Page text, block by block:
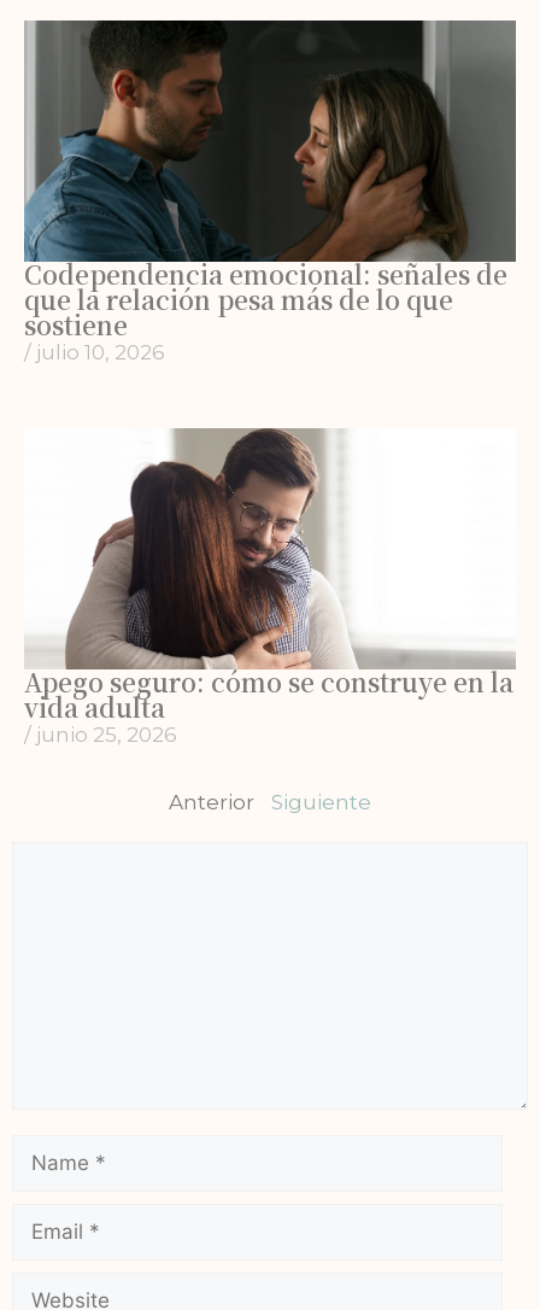
Codependencia emocional: señales de
que la relación pesa más de lo que
sostiene
/ julio 10, 2026
Apego seguro: cómo se construye en la
vida adulta
/ junio 25, 2026
Anterior Siguiente